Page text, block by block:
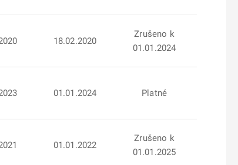
18.02.2020
Zrušeno k
01.01.2024
01.01.2024 Platné
01.01.2022
Zrušeno k
01.01.2025